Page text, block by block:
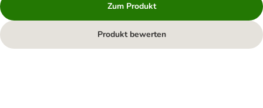
Zum Produkt
Produkt bewerten